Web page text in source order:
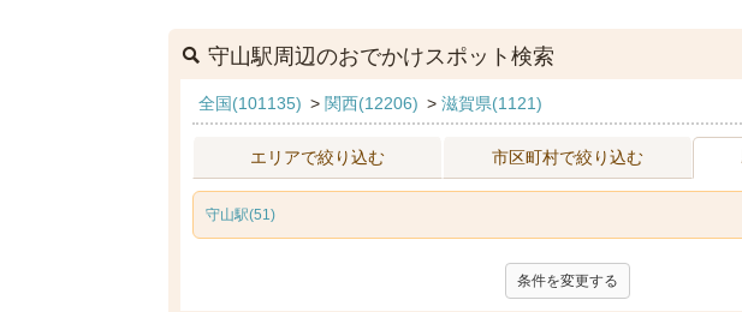
守山駅周辺のおでかけスポット検索
全国(101135) > 関西(12206) > 滋賀県(1121)
エリアで絞り込む 市区町村で絞り込む
守山駅(51)
条件を変更する